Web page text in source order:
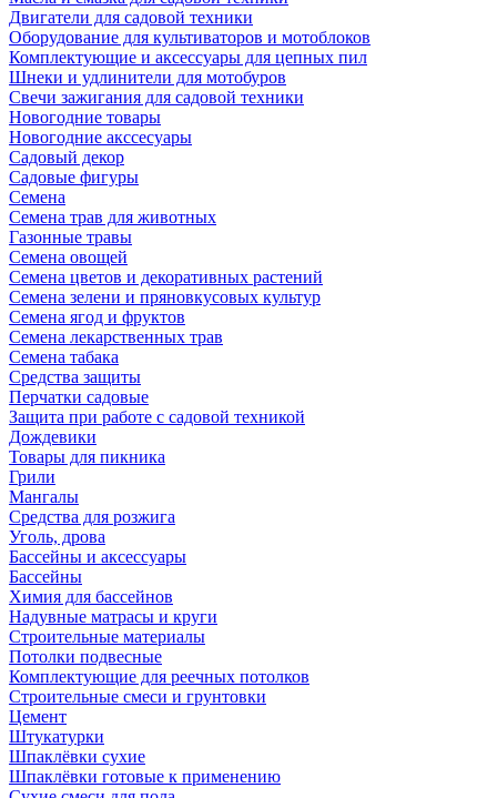
Двигатели для садовой техники
Оборудование для культиваторов и мотоблоков
Комплектующие и аксессуары для цепных пил
Шнеки и удлинители для мотобуров
Свечи зажигания для садовой техники
Новогодние товары
Новогодние акссесуары
Садовый декор
Садовые фигуры
Семена
Семена трав для животных
Газонные травы
Семена овощей
Семена цветов и декоративных растений
Семена зелени и пряновкусовых культур
Семена ягод и фруктов
Семена лекарственных трав
Семена табака
Средства защиты
Перчатки садовые
Защита при работе с садовой техникой
Дождевики
Товары для пикника
Грили
Мангалы
Средства для розжига
Уголь, дрова
Бассейны и аксессуары
Бассейны
Химия для бассейнов
Надувные матрасы и круги
Строительные материалы
Потолки подвесные
Комплектующие для реечных потолков
Строительные смеси и грунтовки
Цемент
Штукатурки
Шпаклёвки сухие
Шпаклёвки готовые к применению